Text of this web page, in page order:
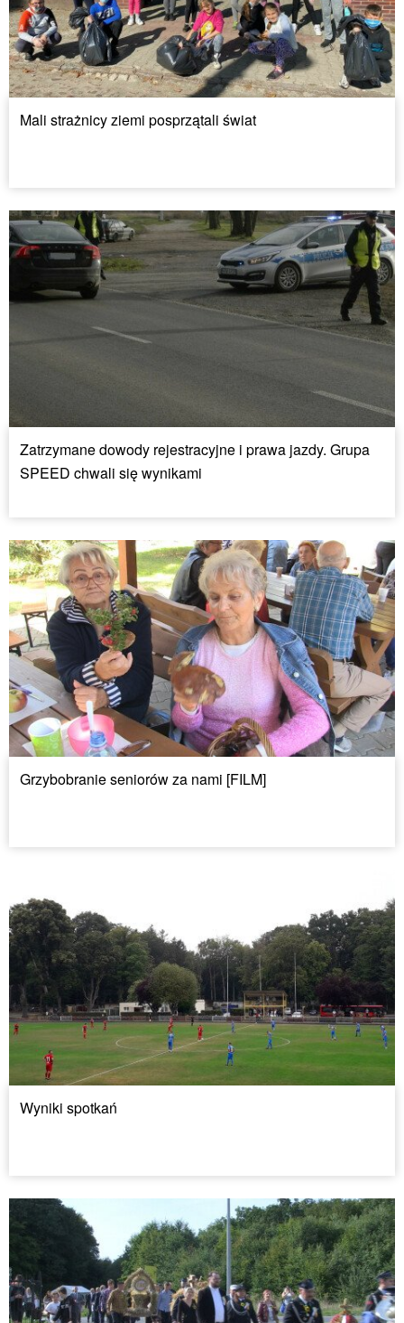
Mali strażnicy ziemi posprzątali świat
Zatrzymane dowody rejestracyjne i prawa jazdy. Grupa
SPEED chwali się wynikami
Grzybobranie seniorów za nami [FILM]
Wyniki spotkań